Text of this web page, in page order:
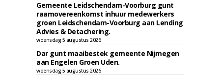
Gemeente Leidschendam-Voorburg gunt
raamovereenkomst inhuur medewerkers
groen Leidschendam-Voorburg aan Lending
Advies & Detachering.
woensdag 5 augustus 2026
Dar gunt maaibestek gemeente Nijmegen
aan Engelen Groen Uden.
woensdag 5 augustus 2026